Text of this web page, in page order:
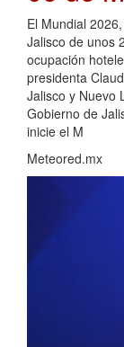
El Mundial
Jalisco de unos
ocupación
presidenta
Jalisco y Nuevo
Gobierno de
inicie el M
Meteored.mx